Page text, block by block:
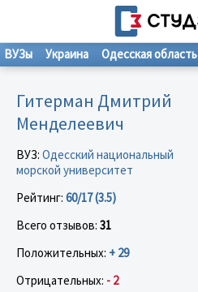
ВУЗы Украина Одесская область
Гитерман Дмитрий
Менделеевич
ВУЗ: Одесский национальный
морской университет
Рейтинг: 60/17 (3.5)
Всего отзывов: 31
Положительных: + 29
Отрицательных: - 2